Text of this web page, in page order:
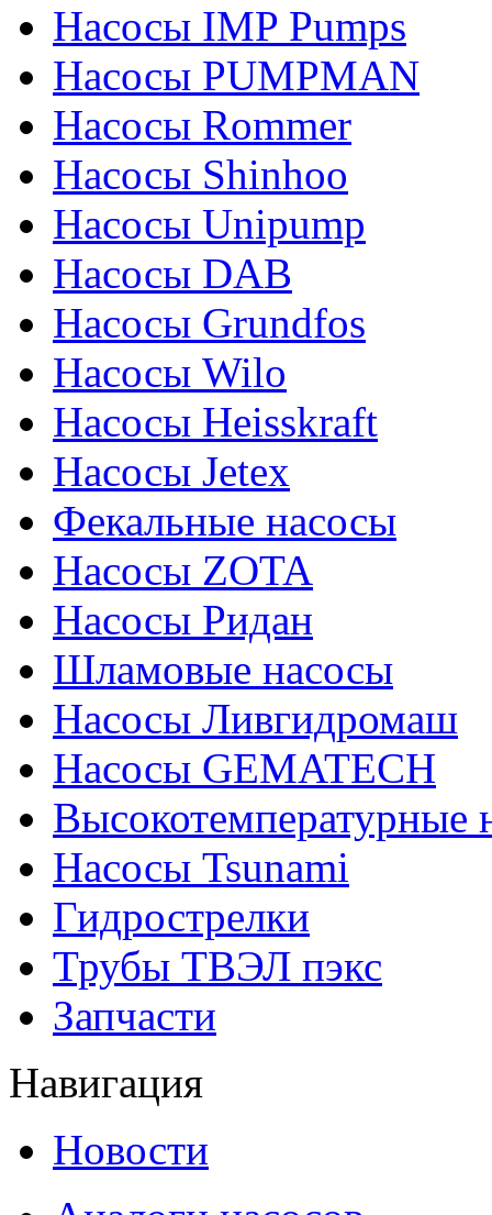
Насосы IMP Pumps
Насосы PUMPMAN
Насосы Rommer
Насосы Shinhoo
Насосы Unipump
Насосы DAB
Насосы Grundfos
Насосы Wilo
Насосы Heisskraft
Насосы Jetex
Фекальные насосы
Насосы ZOTA
Насосы Ридан
Шламовые насосы
Насосы Ливгидромаш
Насосы GEMATECH
Высокотемпературные
Насосы Tsunami
Гидрострелки
Трубы ТВЭЛ пэкс
Запчасти
Навигация
Новости